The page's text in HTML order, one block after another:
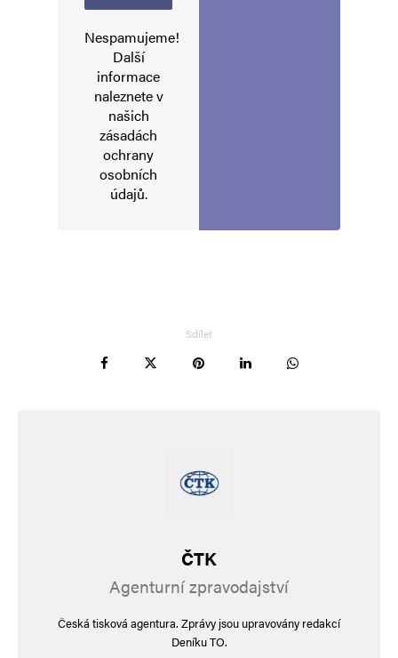
Nespamujeme!
Další
informace
naleznete v
našich
zásadách
ochrany
osobních
údajů.
Sdílet
ČTK
Agenturní zpravodajství
Česká tisková agentura. Zprávy jsou upravovány redakcí
Deníku TO.